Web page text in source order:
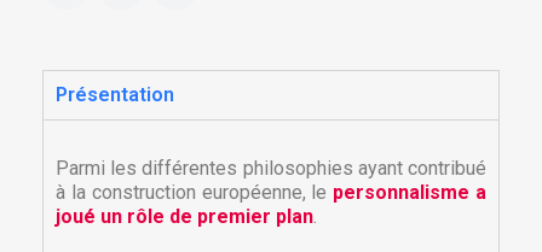
Présentation
Parmi les différentes philosophies ayant contribué
à la construction européenne, le personnalisme a
joué un rôle de premier plan.